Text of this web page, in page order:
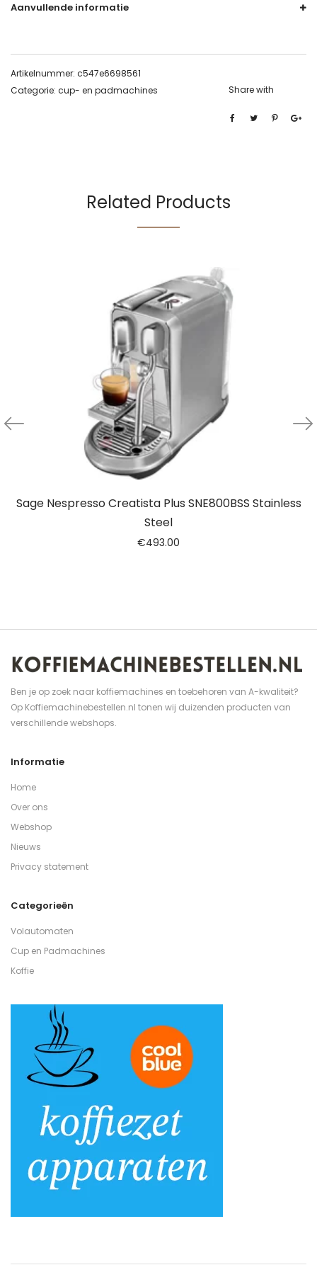
Aanvullende informatie
Artikelnummer: c547e6698561
Categorie: cup- en padmachines Share with
Related Products
Sage Nespresso Creatista Plus SNE800BSS Stainless
Steel
€493.00
Ben je op zoek naar koffiemachines en toebehoren van A-kwaliteit?
Op Koffiemachinebestellen.nl tonen wij duizenden producten van
verschillende webshops.
Informatie
Home
Over ons
Webshop
Nieuws
Privacy statement
Categorieën
Volautomaten
Cup en Padmachines
Koffie